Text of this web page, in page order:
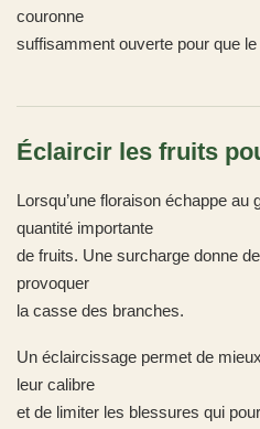
couronne
suffisamment ouverte pour que
Éclaircir les fruits
Lorsqu’une floraison échappe au
quantité importante
de fruits. Une surcharge donne
provoquer
la casse des branches.
Un éclaircissage permet de
leur calibre
et de limiter les blessures qui